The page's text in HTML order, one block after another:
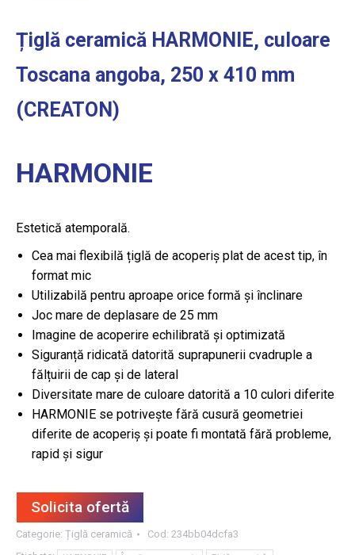
Țiglă ceramică HARMONIE, culoare
Toscana angoba, 250 x 410 mm
(CREATON)
HARMONIE
Estetică atemporală.
Cea mai flexibilă țiglă de acoperiș plat de acest tip, în
format mic
Utilizabilă pentru aproape orice formă și înclinare
Joc mare de deplasare de 25 mm
Imagine de acoperire echilibrată și optimizată
Siguranță ridicată datorită suprapunerii cvadruple a
fălțuirii de cap și de lateral
Diversitate mare de culoare datorită a 10 culori diferite
HARMONIE se potrivește fără cusură geometriei
diferite de acoperiș și poate fi montată fără probleme,
rapid și sigur
Solicita ofertă
Categorie: Țiglă ceramică Cod: 234bb04dcfa3